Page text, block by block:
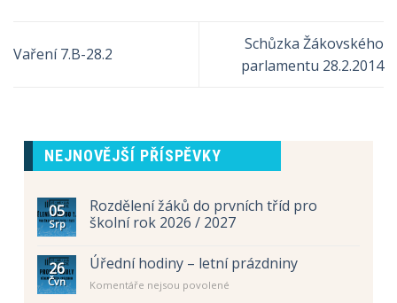
Vaření 7.B-28.2
Schůzka Žákovského
parlamentu 28.2.2014
NEJNOVĚJŠÍ PŘÍSPĚVKY
05
Srp
Rozdělení žáků do prvních tříd pro
školní rok 2026 / 2027
26
Čvn
Úřední hodiny – letní prázdniny
Komentáře nejsou povolené